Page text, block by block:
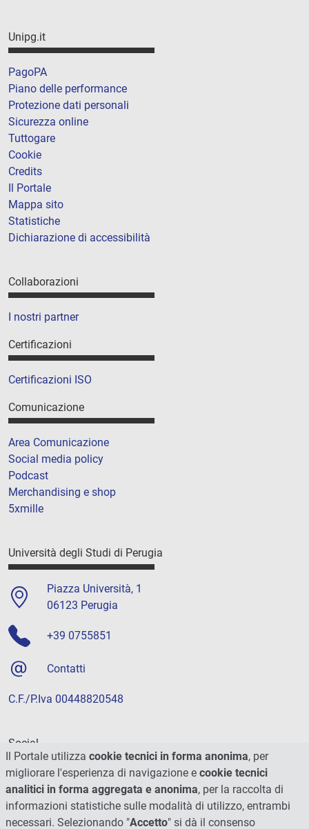
Unipg.it
PagoPA
Piano delle performance
Protezione dati personali
Sicurezza online
Tuttogare
Cookie
Credits
Il Portale
Mappa sito
Statistiche
Dichiarazione di accessibilità
Collaborazioni
I nostri partner
Certificazioni
Certificazioni ISO
Comunicazione
Area Comunicazione
Social media policy
Podcast
Merchandising e shop
5xmille
Università degli Studi di Perugia
Piazza Università, 1
06123 Perugia
+39 0755851
Contatti
C.F./P.Iva 00448820548
Social
Il Portale utilizza cookie tecnici in forma anonima, per
migliorare l'esperienza di navigazione e cookie tecnici
analitici in forma aggregata e anonima, per la raccolta di
informazioni statistiche sulle modalità di utilizzo, entrambi
necessari. Selezionando "Accetto" si dà il consenso